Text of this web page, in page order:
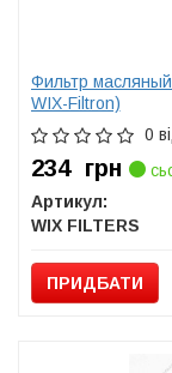
Фильтр
WIX-Filtron)
0
234 грн
Артикул:
WIX FILTERS
ПРИДБАТИ